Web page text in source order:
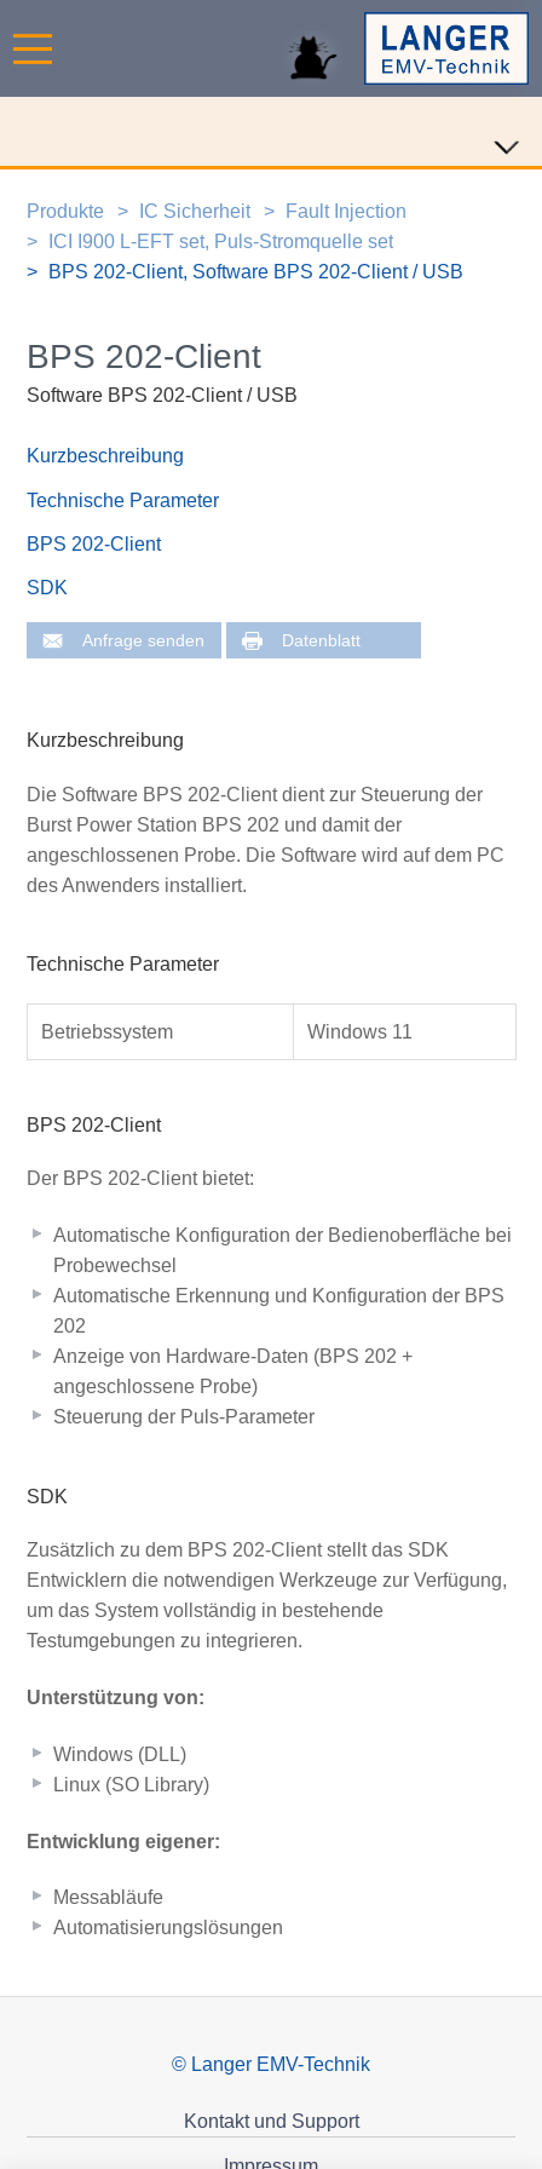
Produkte IC Sicherheit
Fault Injection
ICI I900 L-EFT set, Puls-Stromquelle set
BPS 202-Client, Software BPS 202-Client / USB
BPS 202-Client
Software BPS 202-Client / USB
Kurzbeschreibung
Technische Parameter
BPS 202-Client
SDK
Anfrage senden Datenblatt
Kurzbeschreibung
Die Software BPS 202-Client dient zur Steuerung der
Burst Power Station BPS 202 und damit der
angeschlossenen Probe. Die Software wird auf dem PC
des Anwenders installiert.
Technische Parameter
Betriebssystem Windows 11
BPS 202-Client
Der BPS 202-Client bietet:
Automatische Konfiguration der Bedienoberfläche bei
Probewechsel
Automatische Erkennung und Konfiguration der BPS
202
Anzeige von Hardware-Daten (BPS 202 +
angeschlossene Probe)
Steuerung der Puls-Parameter
SDK
Zusätzlich zu dem BPS 202-Client stellt das SDK
Entwicklern die notwendigen Werkzeuge zur Verfügung,
um das System vollständig in bestehende
Testumgebungen zu integrieren.
Unterstützung von:
Windows (DLL)
Linux (SO Library)
Entwicklung eigener:
Messabläufe
Automatisierungslösungen
© Langer EMV-Technik
Kontakt und Support